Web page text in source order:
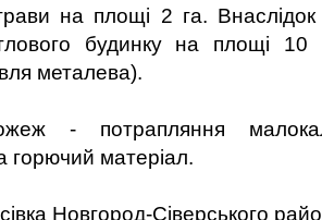
на площі 2 га.
будинку на площі
металева).
- потрапляння
горючий матеріал.
Новгород-Сіверського